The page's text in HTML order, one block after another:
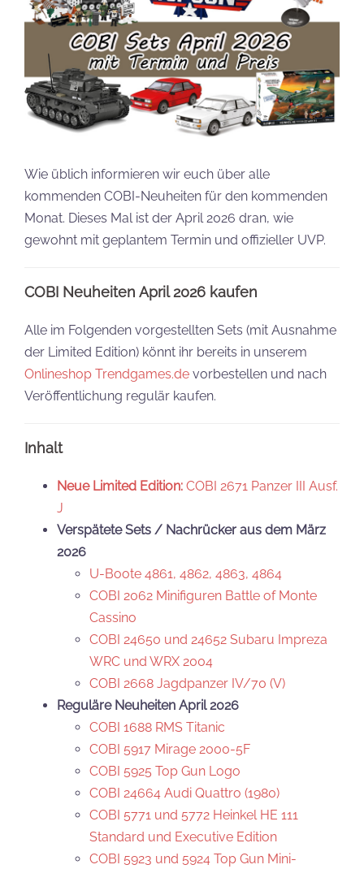
Wie üblich informieren wir euch über alle
kommenden COBI-Neuheiten für den kommenden
Monat. Dieses Mal ist der April 2026 dran, wie
gewohnt mit geplantem Termin und offizieller UVP.
COBI Neuheiten April 2026 kaufen
Alle im Folgenden vorgestellten Sets (mit Ausnahme
der Limited Edition) könnt ihr bereits in unserem
Onlineshop Trendgames.de vorbestellen und nach
Veröffentlichung regulär kaufen.
Inhalt
Neue Limited Edition: COBI 2671 Panzer III Ausf.
J
Verspätete Sets / Nachrücker aus dem März
2026
U-Boote 4861, 4862, 4863, 4864
COBI 2062 Minifiguren Battle of Monte
Cassino
COBI 24650 und 24652 Subaru Impreza
WRC und WRX 2004
COBI 2668 Jagdpanzer IV/70 (V)
Reguläre Neuheiten April 2026
COBI 1688 RMS Titanic
COBI 5917 Mirage 2000-5F
COBI 5925 Top Gun Logo
COBI 24664 Audi Quattro (1980)
COBI 5771 und 5772 Heinkel HE 111
Standard und Executive Edition
COBI 5923 und 5924 Top Gun Mini-